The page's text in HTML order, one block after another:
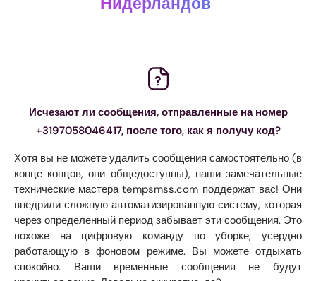
Исчезают ли сообщения, отправленные на номер
+3197058046417, после того, как я получу код?
Хотя вы не можете удалить сообщения самостоятельно (в
конце концов, они общедоступны), наши замечательные
технические мастера tempsmss.com поддержат вас! Они
внедрили сложную автоматизированную систему, которая
через определенный период забывает эти сообщения. Это
похоже на цифровую команду по уборке, усердно
работающую в фоновом режиме. Вы можете отдыхать
спокойно. Ваши временные сообщения не будут